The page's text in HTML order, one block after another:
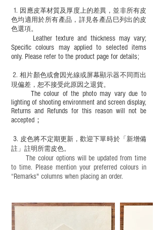
必須由成年人陪同下使用並應小心處理。
1. ​ 因應皮革材質及厚度上的差異，並非所有皮
色均適用於所有產品，詳見各產品巳列出的皮
色選項。
Leather texture and thickness may vary;
Specific colours may applied to selected items
only. Please refer to the product page for details;
​2.相片顏色或會因光線或屏幕顯示器不同而出
現偏差，恕不接受此原因之退貨。
The colour of the photo may vary due to
lighting of shooting environment and screen display,
Returns and Refunds for this reason will not be
accepted；
3. 皮色將不定期更新，歡迎下單時於「新增備
註」註明 所需皮色。
The colour options will be updated from time
to time. Please mention your preferred colours in
“Remarks" columns when placing an order.